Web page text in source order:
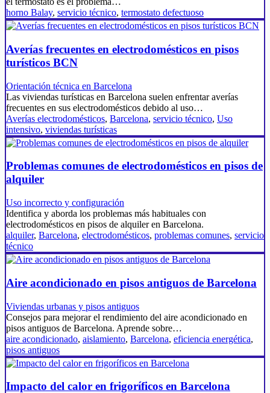
horno Balay, servicio técnico, termostato defectuoso
Averías frecuentes en electrodomésticos en pisos
turísticos BCN
Orientación técnica en Barcelona
Las viviendas turísticas en Barcelona suelen enfrentar averías
frecuentes en sus electrodomésticos debido al uso…
Averías electrodomésticos, Barcelona, servicio técnico, Uso
intensivo, viviendas turísticas
Problemas comunes de electrodomésticos en pisos de
alquiler
Uso incorrecto y configuración
Identifica y aborda los problemas más habituales con
electrodomésticos en pisos de alquiler en Barcelona.
alquiler, Barcelona, electrodomésticos, problemas comunes, servicio
técnico
Aire acondicionado en pisos antiguos de Barcelona
Viviendas urbanas y pisos antiguos
Consejos para mejorar el rendimiento del aire acondicionado en
pisos antiguos de Barcelona. Aprende sobre…
aire acondicionado, aislamiento, Barcelona, eficiencia energética,
pisos antiguos
Impacto del calor en frigoríficos en Barcelona